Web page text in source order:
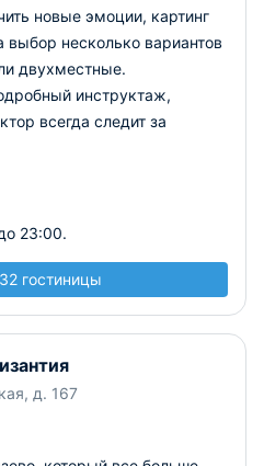
новые эмоции, картинг
несколько вариантов
двухместные.
инструктаж,
всегда следит за
23:00.
гостиницы
д. 167